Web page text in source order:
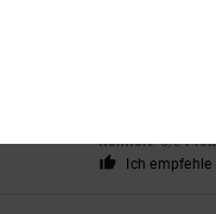
Komfort: 5/5
Ich